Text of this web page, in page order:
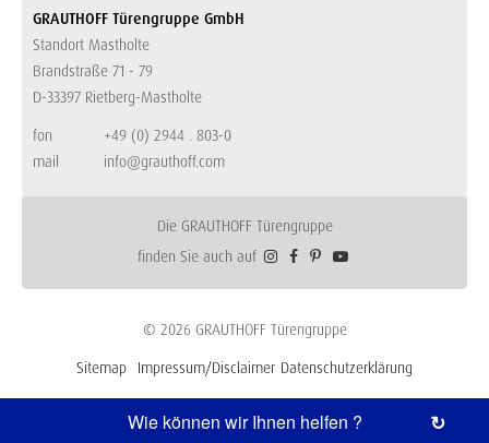
GRAUTHOFF Türengruppe GmbH
Standort Mastholte
Brandstraße 71 - 79
D-33397 Rietberg-Mastholte
fon
+49 (0) 2944 . 803-0
mail
info@grauthoff.com
Die GRAUTHOFF Türengruppe
finden Sie auch auf
© 2026 GRAUTHOFF Türengruppe
Sitemap
Impressum/Disclaimer Datenschutzerklärung